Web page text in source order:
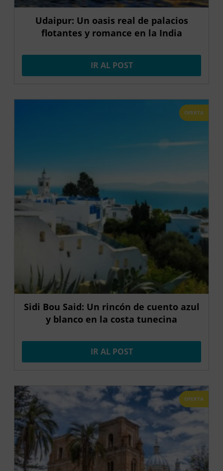
Udaipur: Un oasis real de palacios
flotantes y romance en la India
IR AL POST
OFERTA
Sidi Bou Said: Un rincón de cuento azul
y blanco en la costa tunecina
IR AL POST
OFERTA